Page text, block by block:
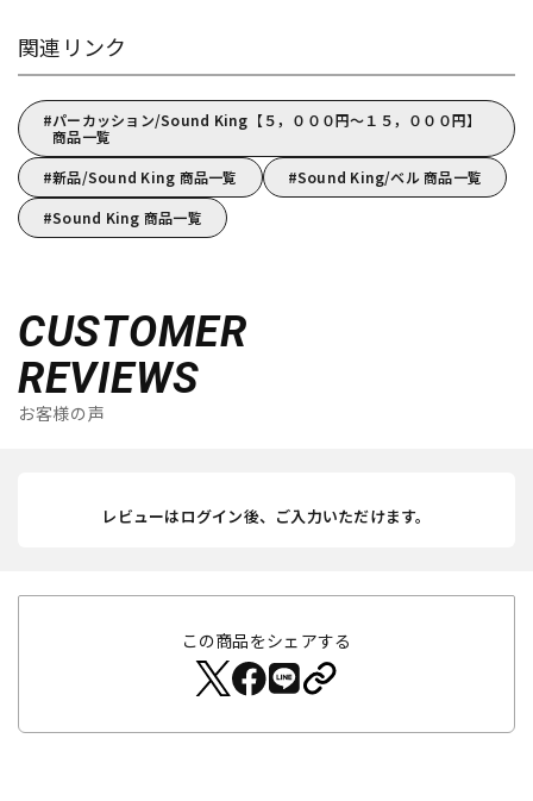
関連リンク
パーカッション/Sound King【５，０００円～１５，０００円】
商品一覧
新品/Sound King 商品一覧
Sound King/ベル 商品一覧
Sound King 商品一覧
CUSTOMER
REVIEWS
お客様の声
レビューはログイン後、ご入力いただけます。
この商品をシェアする